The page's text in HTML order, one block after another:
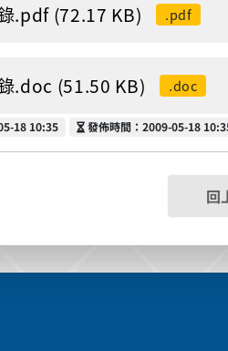
.pdf (72.17 KB) .pdf
.doc (51.50 KB) .doc
18 10:35 發佈時間
發佈時間：2009-05-18
回